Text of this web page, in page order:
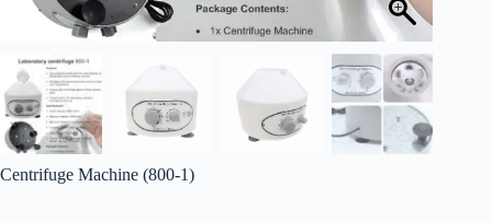
Centrifuge Machine (800-1)